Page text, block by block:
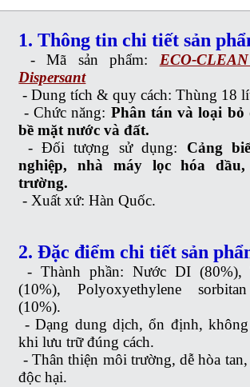
1. Thông tin chi tiết sản
- Mã sản phẩm: ECO-
Dispersant
-Dung tích & quy cách: Thùng 18
-Chức năng: Phân tán và loại
bề mặt nước và đất.
-Đối tượng sử dụng: Cảng
nghiệp, nhà máy lọc hóa
trường.
-Xuất xứ: Hàn Quốc.
2. Đặc điểm chi tiết sản
-Thành phần: Nước DI (80%),
(10%), Polyoxyethylene
(10%).
-Dạng dung dịch, ổn định,
khi lưu trữ đúng cách.
-Thân thiện môi trường, dễ hòa
độc hại.